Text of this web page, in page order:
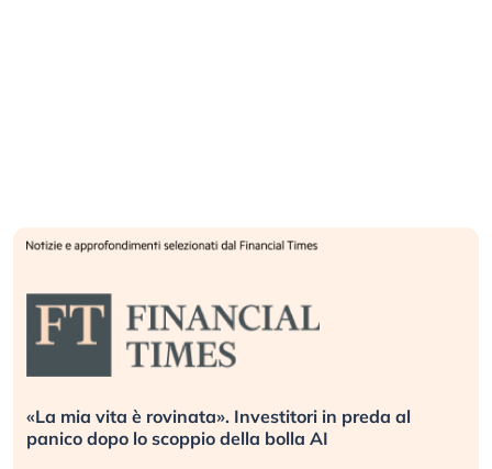
«La mia vita è rovinata». Investitori in preda al
panico dopo lo scoppio della bolla AI